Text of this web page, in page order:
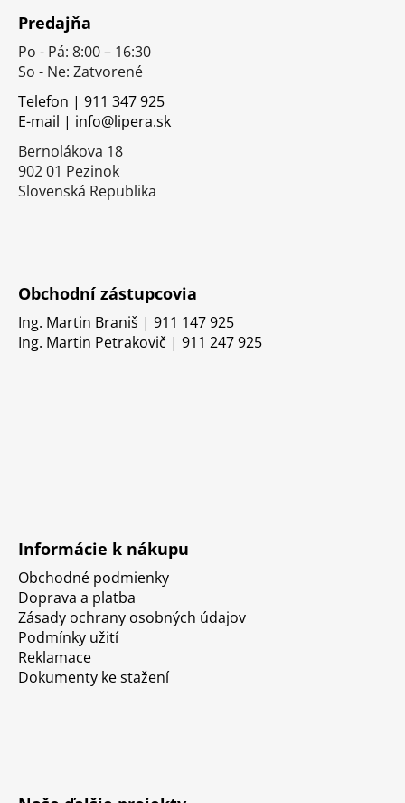
Predajňa
Po - Pá: 8:00 – 16:30
So - Ne: Zatvorené
Telefon | 911 347 925
E-mail | info@lipera.sk
Bernolákova 18
902 01 Pezinok
Slovenská Republika
Obchodní zástupcovia
Ing. Martin Braniš | 911 147 925
Ing. Martin Petrakovič | 911 247 925
Informácie k nákupu
Obchodné podmienky
Doprava a platba
Zásady ochrany osobných údajov
Podmínky užití
Reklamace
Dokumenty ke stažení